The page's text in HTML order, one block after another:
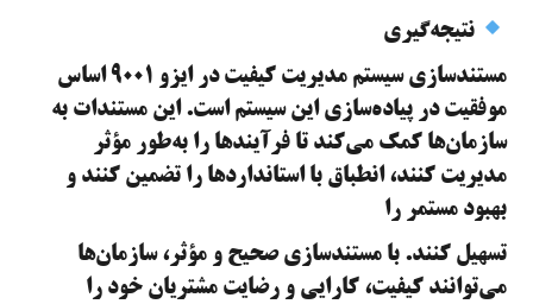
نتیجه‌گیری
مستندسازی سیستم مدیریت کیفیت در ایزو ۹۰۰۱ اساس
موفقیت در پیاده‌سازی این سیستم است. این مستندات به
سازمان‌ها کمک می‌کند تا فرآیندها را به‌طور مؤثر
مدیریت کنند، انطباق با استانداردها را تضمین کنند و
بهبود مستمر را
تسهیل کنند. با مستندسازی صحیح و مؤثر، سازمان‌ها
می‌توانند کیفیت، کارایی و رضایت مشتریان خود را